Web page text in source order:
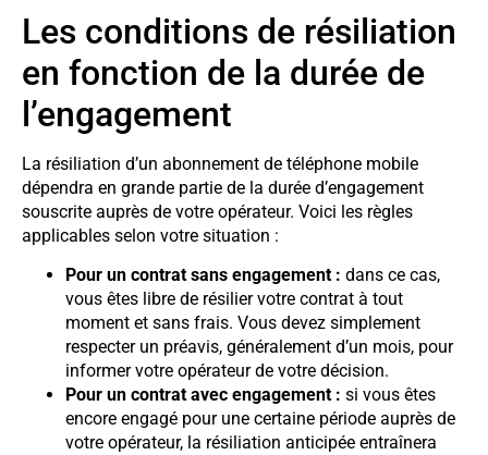
Les conditions de résiliation
en fonction de la durée de
l’engagement
La résiliation d’un abonnement de téléphone mobile
dépendra en grande partie de la durée d’engagement
souscrite auprès de votre opérateur. Voici les règles
applicables selon votre situation :
Pour un contrat sans engagement : dans ce cas,
vous êtes libre de résilier votre contrat à tout
moment et sans frais. Vous devez simplement
respecter un préavis, généralement d’un mois, pour
informer votre opérateur de votre décision.
Pour un contrat avec engagement : si vous êtes
encore engagé pour une certaine période auprès de
votre opérateur, la résiliation anticipée entraînera